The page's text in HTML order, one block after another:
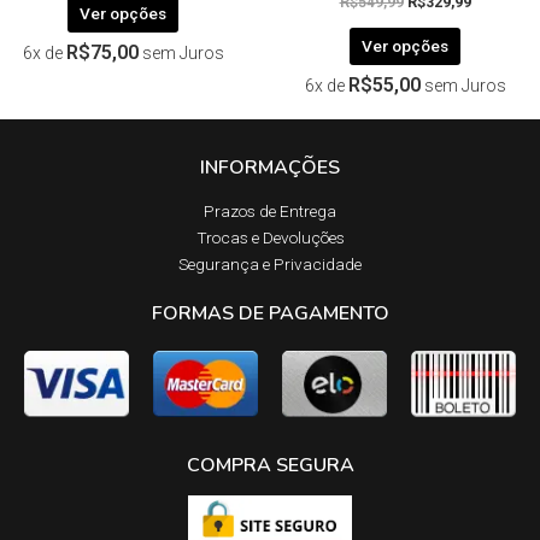
Ver opções
6x de R$75,00 sem Juros Ver opções
6x de R$55,00 sem Juros
INFORMAÇÕES
Prazos de Entrega​
Trocas e Devoluções​
Segurança e Privacidade
FORMAS DE PAGAMENTO
COMPRA SEGURA